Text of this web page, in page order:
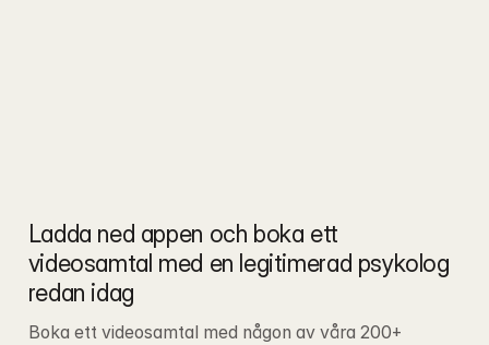
Ladda ned appen och boka ett
videosamtal med en legitimerad psykolog
redan idag
Boka ett videosamtal med någon av våra 200+